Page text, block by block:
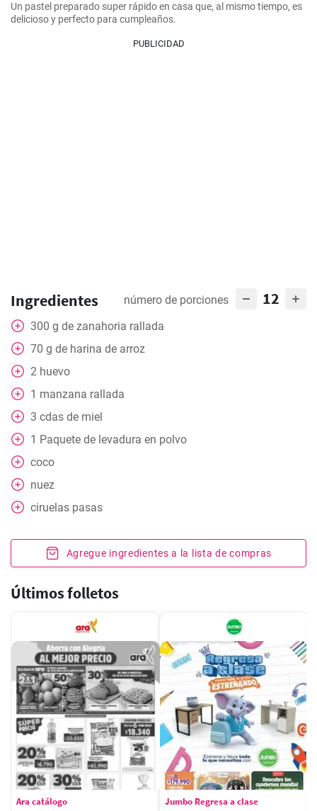
Un pastel preparado super rápido en casa que, al mismo tiempo, es
delicioso y perfecto para cumpleaños.
PUBLICIDAD
Ingredientes número de porciones 12
300 g de zanahoria rallada
70 g de harina de arroz
2 huevo
1 manzana rallada
3 cdas de miel
1 Paquete de levadura en polvo
coco
nuez
ciruelas pasas
Agregue ingredientes a la lista de compras
Últimos folletos
Ara catálogo Jumbo Regresa a clase